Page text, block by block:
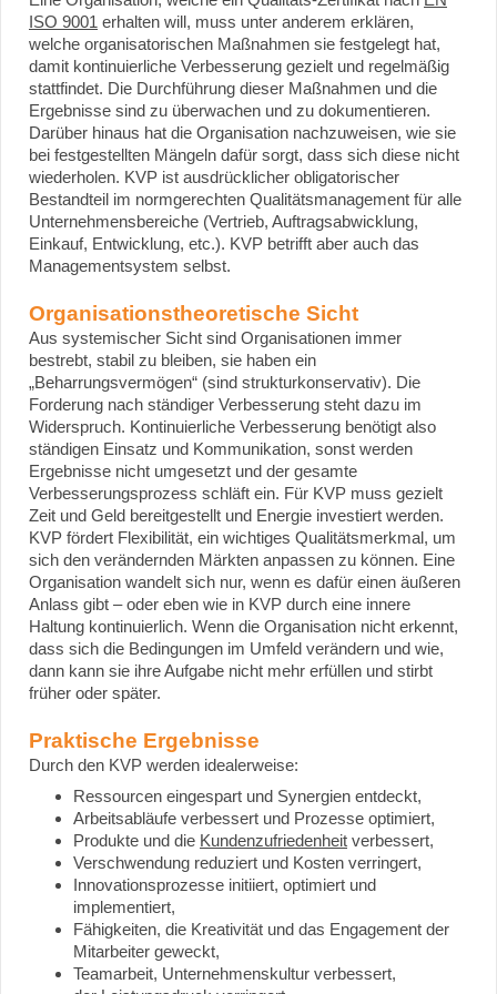
ISO 9001 erhalten will, muss unter anderem erklären,
welche organisatorischen Maßnahmen sie festgelegt hat,
damit kontinuierliche Verbesserung gezielt und regelmäßig
stattfindet. Die Durchführung dieser Maßnahmen und die
Ergebnisse sind zu überwachen und zu dokumentieren.
Darüber hinaus hat die Organisation nachzuweisen, wie sie
bei festgestellten Mängeln dafür sorgt, dass sich diese nicht
wiederholen. KVP ist ausdrücklicher obligatorischer
Bestandteil im normgerechten Qualitätsmanagement für alle
Unternehmensbereiche (Vertrieb, Auftragsabwicklung,
Einkauf, Entwicklung, etc.). KVP betrifft aber auch das
Managementsystem selbst.
Organisationstheoretische Sicht
Aus systemischer Sicht sind Organisationen immer
bestrebt, stabil zu bleiben, sie haben ein
„Beharrungsvermögen“ (sind strukturkonservativ). Die
Forderung nach ständiger Verbesserung steht dazu im
Widerspruch. Kontinuierliche Verbesserung benötigt also
ständigen Einsatz und Kommunikation, sonst werden
Ergebnisse nicht umgesetzt und der gesamte
Verbesserungsprozess schläft ein. Für KVP muss gezielt
Zeit und Geld bereitgestellt und Energie investiert werden.
KVP fördert Flexibilität, ein wichtiges Qualitätsmerkmal, um
sich den verändernden Märkten anpassen zu können. Eine
Organisation wandelt sich nur, wenn es dafür einen äußeren
Anlass gibt – oder eben wie in KVP durch eine innere
Haltung kontinuierlich. Wenn die Organisation nicht erkennt,
dass sich die Bedingungen im Umfeld verändern und wie,
dann kann sie ihre Aufgabe nicht mehr erfüllen und stirbt
früher oder später.
Praktische Ergebnisse
Durch den KVP werden idealerweise:
Ressourcen eingespart und Synergien entdeckt,
Arbeitsabläufe verbessert und Prozesse optimiert,
Produkte und die Kundenzufriedenheit verbessert,
Verschwendung reduziert und Kosten verringert,
Innovationsprozesse initiiert, optimiert und
implementiert,
Fähigkeiten, die Kreativität und das Engagement der
Mitarbeiter geweckt,
Teamarbeit, Unternehmenskultur verbessert,